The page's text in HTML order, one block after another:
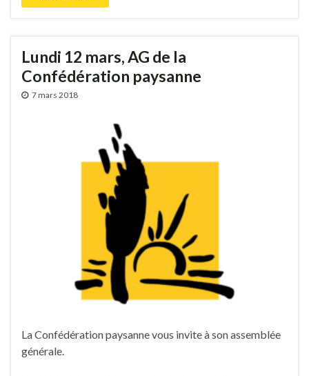
Lundi 12 mars, AG de la
Confédération paysanne
7 mars 2018
La Confédération paysanne vous invite à son assemblée
générale.